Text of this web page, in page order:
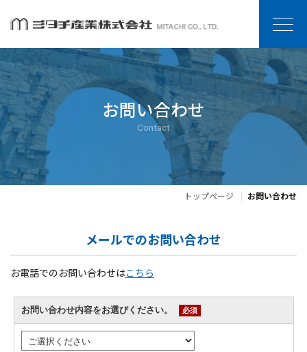
お問い合わせ
Contact
トップページ お問い合わせ
メールでのお問い合わせ
お電話でのお問い合わせはこちら
お問い合わせ内容をお選びください。 必須